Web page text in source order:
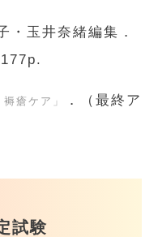
・玉井奈緒編集．
瘡ケア」
．（最終ア
試験